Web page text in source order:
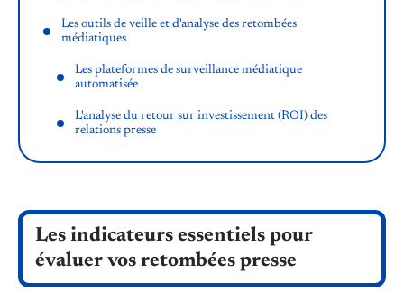
Les outils de veille et d'analyse des retombées
médiatiques
Les plateformes de surveillance médiatique
automatisée
L'analyse du retour sur investissement (ROI) des
relations presse
Les indicateurs essentiels pour
évaluer vos retombées presse